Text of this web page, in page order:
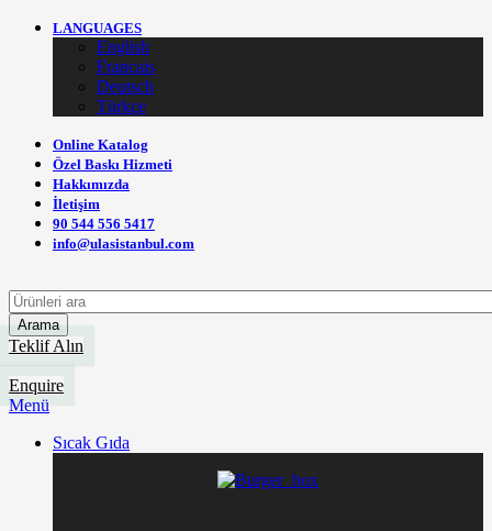
LANGUAGES
English
Français
Deutsch
Türkçe
Online Katalog
Özel Baskı Hizmeti
Hakkımızda
İletişim
90 544 556 5417
info@ulasistanbul.com
Arama
Teklif Alın
Enquire
Menü
Sıcak Gıda